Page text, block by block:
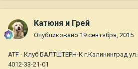
Катюня и Грей
Опубликовано 19 сентября, 2015
ATF - Клуб БАЛТШТЕРН-К г.Калининград
4012-33-21-01